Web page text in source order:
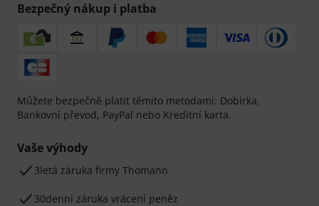
Bezpečný nákup i platba
Můžete bezpečně platit těmito metodami: Dobírka,
Bankovní převod, PayPal nebo Kreditní karta.
Vaše výhody
3letá záruka firmy Thomann
30denní záruka vrácení peněz